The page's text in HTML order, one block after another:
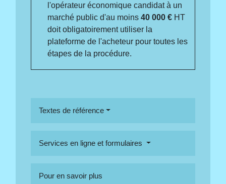
l'opérateur économique candidat à un
marché public d'au moins40 000 € HT
doit obligatoirement utiliser la
plateforme de l'acheteur pour toutes les
étapes de la procédure.
Textes de référence
Services en ligne et formulaires
Pour en savoir plus